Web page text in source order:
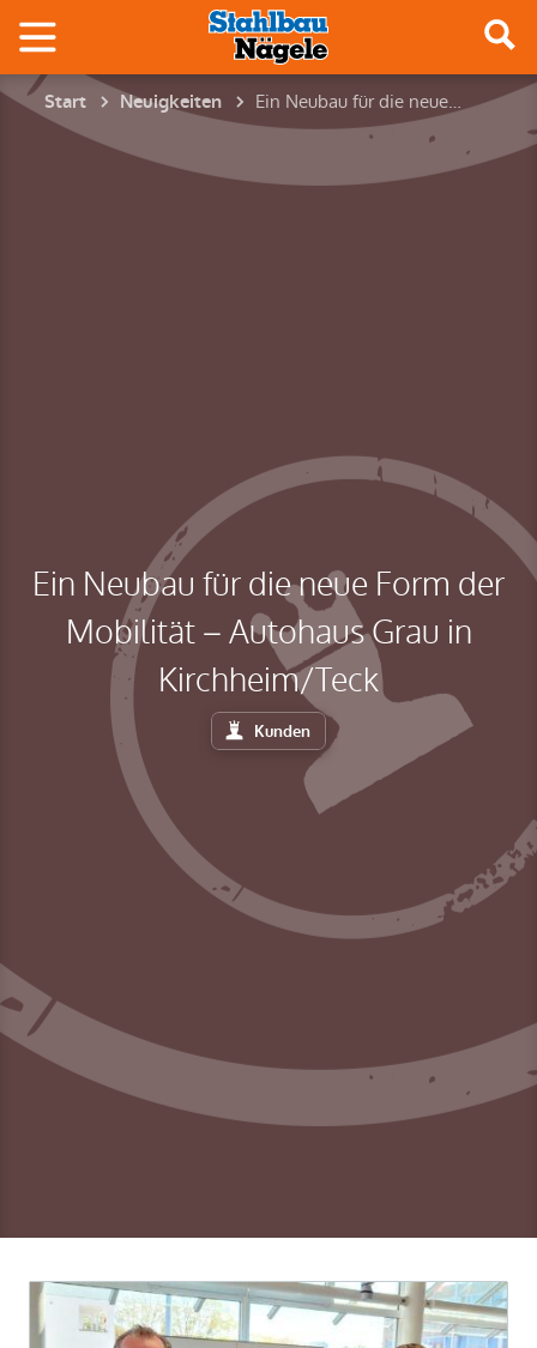
Start Neuigkeiten Ein Neubau für die neue Form der Mobilität – Autohaus Grau in Kirchheim/Teck
Ein Neubau für die neue Form der
Mobilität – Autohaus Grau in
Kirchheim/Teck
Kunden